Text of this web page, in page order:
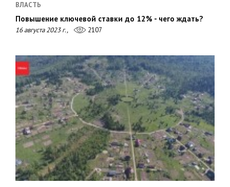
ВЛАСТЬ
Повышение ключевой ставки до 12% - чего ждать?
16 августа 2023 г., 2107